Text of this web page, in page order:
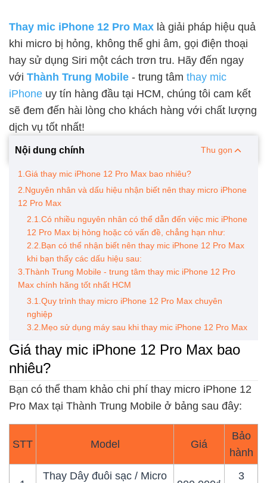
Thay mic iPhone 12 Pro Max là giải pháp hiệu quả
khi micro bị hỏng, không thể ghi âm, gọi điện thoại
hay sử dụng Siri một cách trơn tru. Hãy đến ngay
với Thành Trung Mobile - trung tâm thay mic
iPhone uy tín hàng đầu tại HCM, chúng tôi cam kết
sẽ đem đến hài lòng cho khách hàng với chất lượng
dịch vụ tốt nhất!
Nội dung chính Thu gọn
1.Giá thay mic iPhone 12 Pro Max bao nhiêu?
2.Nguyên nhân và dấu hiệu nhận biết nên thay micro iPhone
12 Pro Max
2.1.Có nhiều nguyên nhân có thể dẫn đến việc mic iPhone
12 Pro Max bị hỏng hoặc có vấn đề, chẳng hạn như:
2.2.Bạn có thể nhận biết nên thay mic iPhone 12 Pro Max
khi bạn thấy các dấu hiệu sau:
3.Thành Trung Mobile - trung tâm thay mic iPhone 12 Pro
Max chính hãng tốt nhất HCM
3.1.Quy trình thay micro iPhone 12 Pro Max chuyên
nghiệp
3.2.Mẹo sử dụng máy sau khi thay mic iPhone 12 Pro Max
Giá thay mic iPhone 12 Pro Max bao
nhiêu?
Bạn có thể tham khảo chi phí thay micro iPhone 12
Pro Max tại Thành Trung Mobile ở bảng sau đây:
STT Model Giá
Bảo
hành
Thay Dây đuôi sạc / Micro 3